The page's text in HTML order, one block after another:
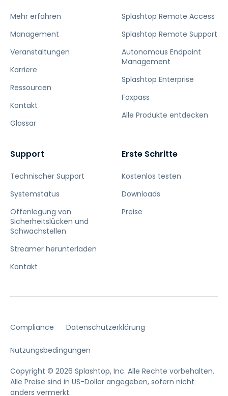
Mehr erfahren
Management
Veranstaltungen
Karriere
Ressourcen
Kontakt
Glossar
Splashtop Remote Access
Splashtop Remote Support
Autonomous Endpoint
Management
Splashtop Enterprise
Foxpass
Alle Produkte entdecken
Support
Technischer Support
Systemstatus
Offenlegung von
Sicherheitslücken und
Schwachstellen
Streamer herunterladen
Kontakt
Erste Schritte
Kostenlos testen
Downloads
Preise
Compliance Datenschutzerklärung
Nutzungsbedingungen
Copyright © 2026 Splashtop, Inc. Alle Rechte vorbehalten.
Alle Preise sind in US-Dollar angegeben, sofern nicht
anders vermerkt.